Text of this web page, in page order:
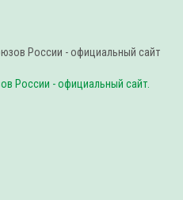
России - официальный сайт.